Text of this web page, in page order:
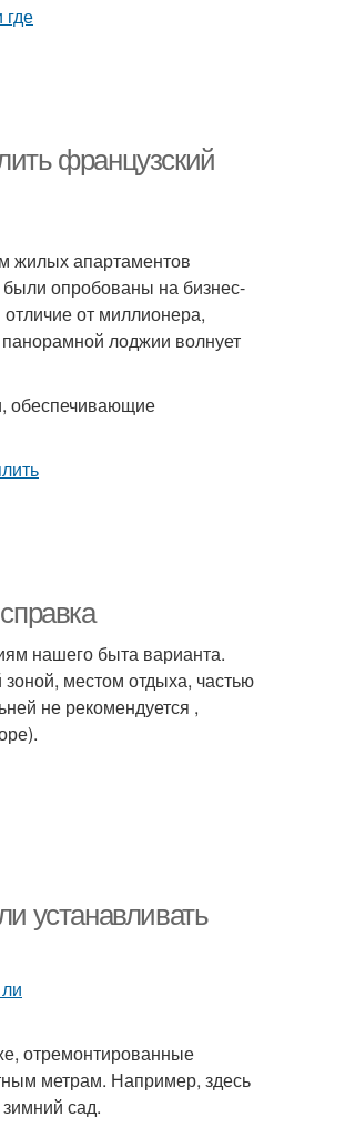
французский
жилых апартаментов
были опробованы на бизнес-
от миллионера,
лоджии волнует
обеспечивающие
нашего быта варианта.
местом отдыха, частью
не рекомендуется ,
устанавливать
отремонтированные
метрам. Например, здесь
сад.